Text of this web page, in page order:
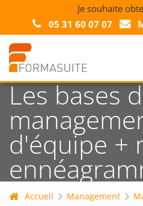
Je souhaite
05 31 60 07 07
Les bases
d'équipe +
Accueil Management